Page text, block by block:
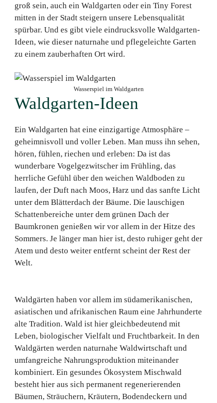
groß sein, auch ein Waldgarten oder ein Tiny Forest
mitten in der Stadt steigern unsere Lebensqualität
spürbar. Und es gibt viele eindrucksvolle Waldgarten-
Ideen, wie dieser naturnahe und pflegeleichte Garten
zu einem zauberhaften Ort wird.
Wasserspiel im Waldgarten
Waldgarten-Ideen
Ein Waldgarten hat eine einzigartige Atmosphäre –
geheimnisvoll und voller Leben. Man muss ihn sehen,
hören, fühlen, riechen und erleben: Da ist das
wunderbare Vogelgezwitscher im Frühling, das
herrliche Gefühl über den weichen Waldboden zu
laufen, der Duft nach Moos, Harz und das sanfte Licht
unter dem Blätterdach der Bäume. Die lauschigen
Schattenbereiche unter dem grünen Dach der
Baumkronen genießen wir vor allem in der Hitze des
Sommers. Je länger man hier ist, desto ruhiger geht der
Atem und desto weiter entfernt scheint der Rest der
Welt.
Waldgärten haben vor allem im südamerikanischen,
asiatischen und afrikanischen Raum eine Jahrhunderte
alte Tradition. Wald ist hier gleichbedeutend mit
Leben, biologischer Vielfalt und Fruchtbarkeit. In den
Waldgärten werden naturnahe Waldwirtschaft und
umfangreiche Nahrungsproduktion miteinander
kombiniert. Ein gesundes Ökosystem Mischwald
besteht hier aus sich permanent regenerierenden
Bäumen, Sträuchern, Kräutern, Bodendeckern und